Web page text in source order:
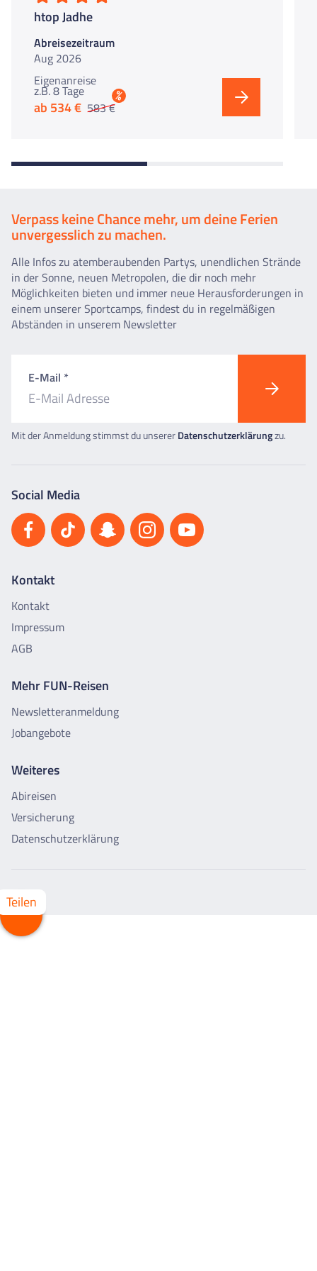
htop Jadhe
Abreisezeitraum
Aug 2026
Eigenanreise
z.B. 8 Tage
ab 534 € 583 €
%
Verpass keine Chance mehr, um deine Ferien
unvergesslich zu machen.
Alle Infos zu atemberaubenden Partys, unendlichen Strände
in der Sonne, neuen Metropolen, die dir noch mehr
Möglichkeiten bieten und immer neue Herausforderungen in
einem unserer Sportcamps, findest du in regelmäßigen
Abständen in unserem Newsletter
E-Mail *
Mit der Anmeldung stimmst du unsererDatenschutzerklärungzu.
Social Media
Kontakt
Kontakt
Impressum
AGB
Mehr FUN-Reisen
Newsletteranmeldung
Jobangebote
Weiteres
Abireisen
Versicherung
Datenschutzerklärung
Teilen
Whatsapp
Facebook
X